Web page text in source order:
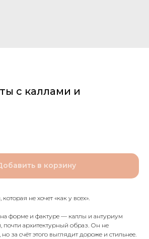
с каллами и
в корзину
не хочет «как у всех».
форме и фактуре — каллы и антуриум
почти архитектурный образ. Он не
за счёт этого выглядит дороже и стильнее.